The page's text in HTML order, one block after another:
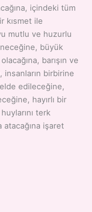
içindeki tüm
kısmet ile
mutlu ve huzurlu
büyük
barışın ve
insanların birbirine
edileceğine,
hayırlı bir
terk
atacağına işaret